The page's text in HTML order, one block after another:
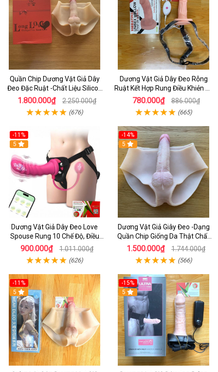
Quần Chip Dương Vật Giả Dây
Đeo Đặc Ruật -Chất Liệu Silicon
cao Cấp Giống Da Thật
1.800.000₫ 2.250.000₫
(676)
Dương Vật Giả Dây Đeo Rỗng
Ruật Kết Hợp Rung Điều Khiẻn 10
Chế Độ Rung Dùng Cho Nữ
780.000₫ 886.000₫
(665)
-11%
5
Dương Vật Giả Dây Đeo Love
Spouse Rung 10 Chế Độ, Điều
Khiển App Cho Les
900.000₫ 1.011.000₫
(626)
-14%
5
Dương Vật Giả Giây Đeo -Dạng
Quần Chip Giống Da Thật Chất
Liệu Silicon Siêu Mềm
1.500.000₫ 1.744.000₫
(566)
-11%
5
-15%
5